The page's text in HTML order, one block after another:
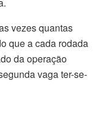
vezes quantas
que a cada rodada
da operação
vaga ter-se-